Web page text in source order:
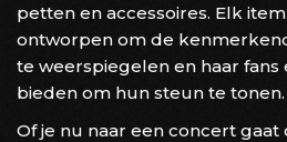
petten en accessoires. Elk
ontworpen om de
te weerspiegelen en haar fans
bieden om hun steun te tonen.
Of je nu naar een concert